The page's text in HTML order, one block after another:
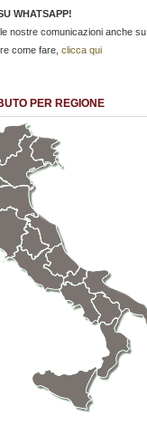
WHATSAPP!
nostre comunicazioni anche su
come fare, clicca qui
PER REGIONE
Abruzzo
Basilicata
Friuli
Venezia
Giulia
Marche
Molise
Puglia
Umbria